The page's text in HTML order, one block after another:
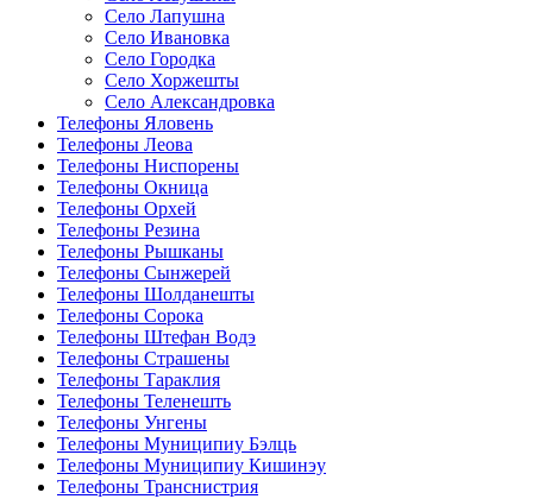
Село Лапушна
Село Ивановка
Село Городка
Село Хоржешты
Село Александровка
Телефоны Яловень
Телефоны Леова
Телефоны Ниспорены
Телефоны Окница
Телефоны Орхей
Телефоны Резина
Телефоны Рышканы
Телефоны Сынжерей
Телефоны Шолданешты
Телефоны Сорока
Телефоны Штефан Водэ
Телефоны Страшены
Телефоны Тараклия
Телефоны Теленешть
Телефоны Унгены
Телефоны Муниципиу Бэлць
Телефоны Муниципиу Кишинэу
Телефоны Транснистрия